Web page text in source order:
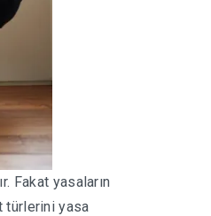
Fakat yasaların
türlerini yasa